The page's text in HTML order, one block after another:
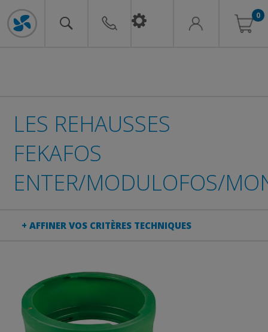
0
LES REHAUSSES
FEKAFOS
ENTER/MODULOFOS/
+ AFFINER VOS CRITÈRES TECHNIQUES